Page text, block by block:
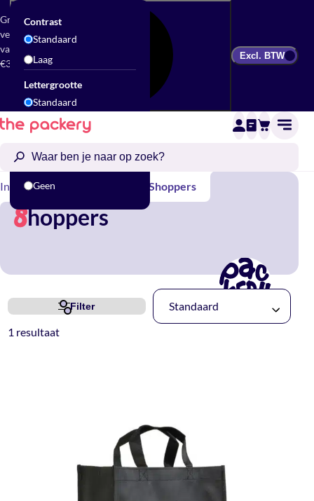
Gratis
verzending
vanaf
€300
Contrast
Standaard
Laag
Lettergrootte
Standaard
Groot
Geen
Excl. BTW
Inpakbenodigdheden Shoppers
Shoppers
Filter
1 resultaat
Standaard